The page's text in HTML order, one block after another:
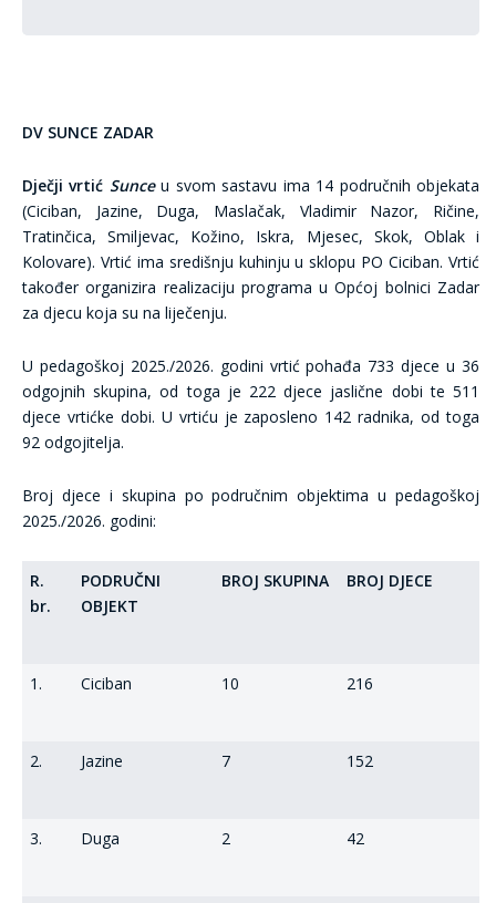
DV SUNCE ZADAR
Dječji vrtić Sunceu svom sastavu ima 14 područnih objekata
(Ciciban, Jazine, Duga, Maslačak, Vladimir Nazor, Ričine,
Tratinčica, Smiljevac, Kožino, Iskra, Mjesec, Skok, Oblak i
Kolovare). Vrtić ima središnju kuhinju u sklopu PO Ciciban. Vrtić
također organizira realizaciju programa u Općoj bolnici Zadar
za djecu koja su na liječenju.
U pedagoškoj 2025./2026. godini vrtić pohađa 733 djece u 36
odgojnih skupina, od toga je 222 djece jaslične dobi te 511
djece vrtićke dobi. U vrtiću je zaposleno 142 radnika, od toga
92 odgojitelja.
Broj djece i skupina po područnim objektima u pedagoškoj
2025./2026. godini:
R.
br.
PODRUČNI
OBJEKT
BROJ SKUPINA BROJ DJECE
1. Ciciban 10 216
2. Jazine 7 152
3. Duga 2 42